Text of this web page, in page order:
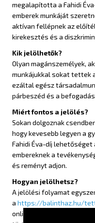
megalapította a Fahidi
emberek munkáját
aktívan fellépnek az
kirekesztés és a
Kik jelölhetők?
Olyan magánszemélyek,
munkájukkal sokat tettek
ezáltal egész
párbeszéd és a
Miért fontos a jelölés?
Sokan dolgoznak
hogy kevesebb legyen a
Fahidi Éva-díj lehetőséget
embereknek a
és reményt adjon.
Hogyan jelölhetsz?
A jelölési folyamat
a https://balinthaz.hu/
online felületen keresztül